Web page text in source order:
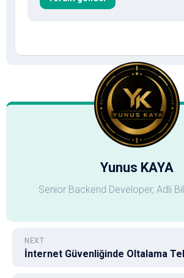
Yunus KAYA
Senior Backend Developer, Adli
NEXT